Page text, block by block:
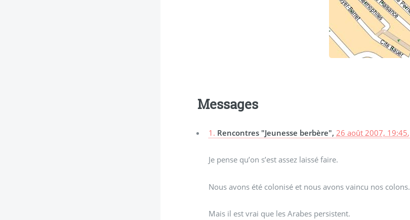
Messages
1. Rencontres "Jeunesse berbère", 26 août 2007, 19:45,
Je pense qu’on s’est assez laissé faire.
Nous avons été colonisé et nous avons vaincu nos colons.
Mais il est vrai que les Arabes persistent.